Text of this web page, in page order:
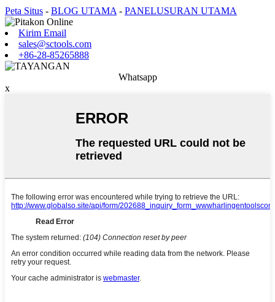
Peta Situs - BLOG UTAMA - PANELUSURAN UTAMA
Kirim Email
sales@sctools.com
+86-28-85265888
Whatsapp
x